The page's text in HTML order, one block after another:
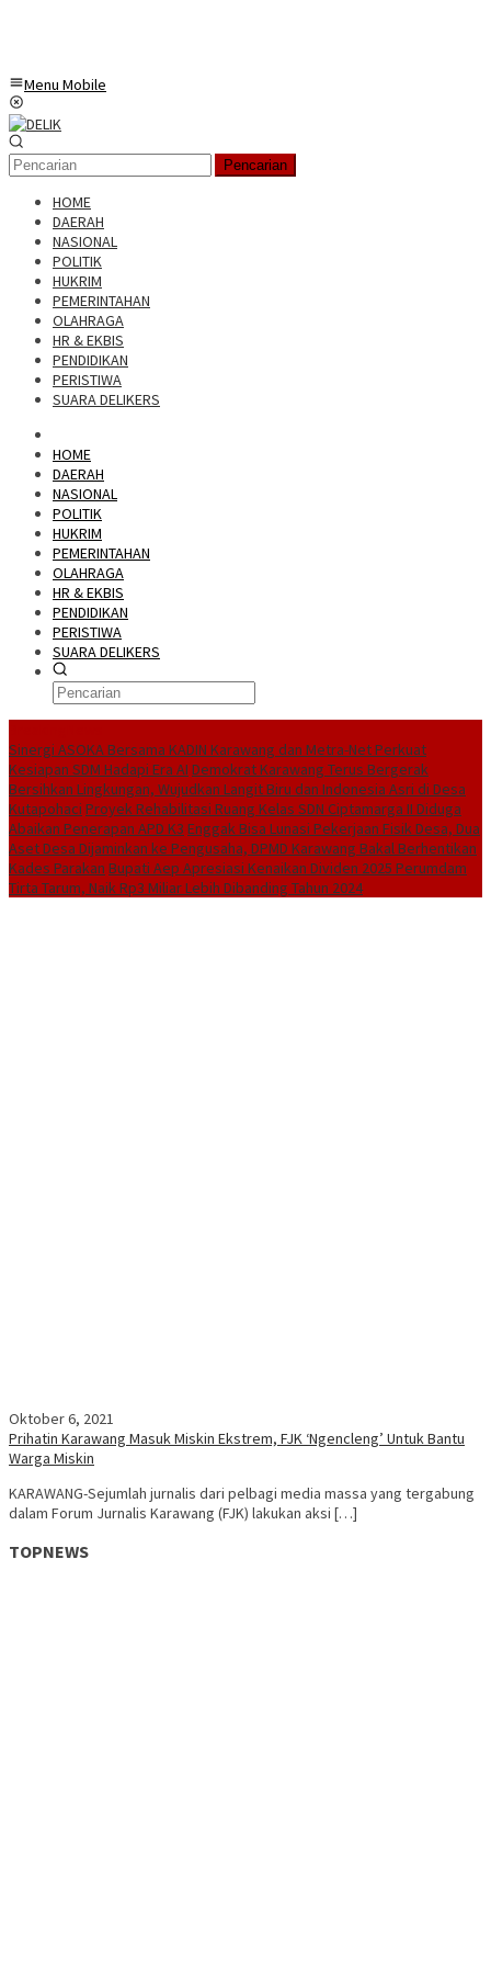
Menu Mobile
Pencarian
HOME
DAERAH
NASIONAL
POLITIK
HUKRIM
PEMERINTAHAN
OLAHRAGA
HR & EKBIS
PENDIDIKAN
PERISTIWA
SUARA DELIKERS
HOME
DAERAH
NASIONAL
POLITIK
HUKRIM
PEMERINTAHAN
OLAHRAGA
HR & EKBIS
PENDIDIKAN
PERISTIWA
SUARA DELIKERS
Sinergi ASOKA Bersama KADIN Karawang dan Metra-Net Perkuat
Kesiapan SDM Hadapi Era AI Demokrat Karawang Terus Bergerak
Bersihkan Lingkungan, Wujudkan Langit Biru dan Indonesia Asri di Desa
Kutapohaci Proyek Rehabilitasi Ruang Kelas SDN Ciptamarga II Diduga
Abaikan Penerapan APD K3 Enggak Bisa Lunasi Pekerjaan Fisik Desa, Dua
Aset Desa Dijaminkan ke Pengusaha, DPMD Karawang Bakal Berhentikan
Kades Parakan Bupati Aep Apresiasi Kenaikan Dividen 2025 Perumdam
Tirta Tarum, Naik Rp3 Miliar Lebih Dibanding Tahun 2024
Oktober 6, 2021
Prihatin Karawang Masuk Miskin Ekstrem, FJK ‘Ngencleng’ Untuk Bantu
Warga Miskin
KARAWANG-Sejumlah jurnalis dari pelbagi media massa yang tergabung
dalam Forum Jurnalis Karawang (FJK) lakukan aksi […]
TOPNEWS